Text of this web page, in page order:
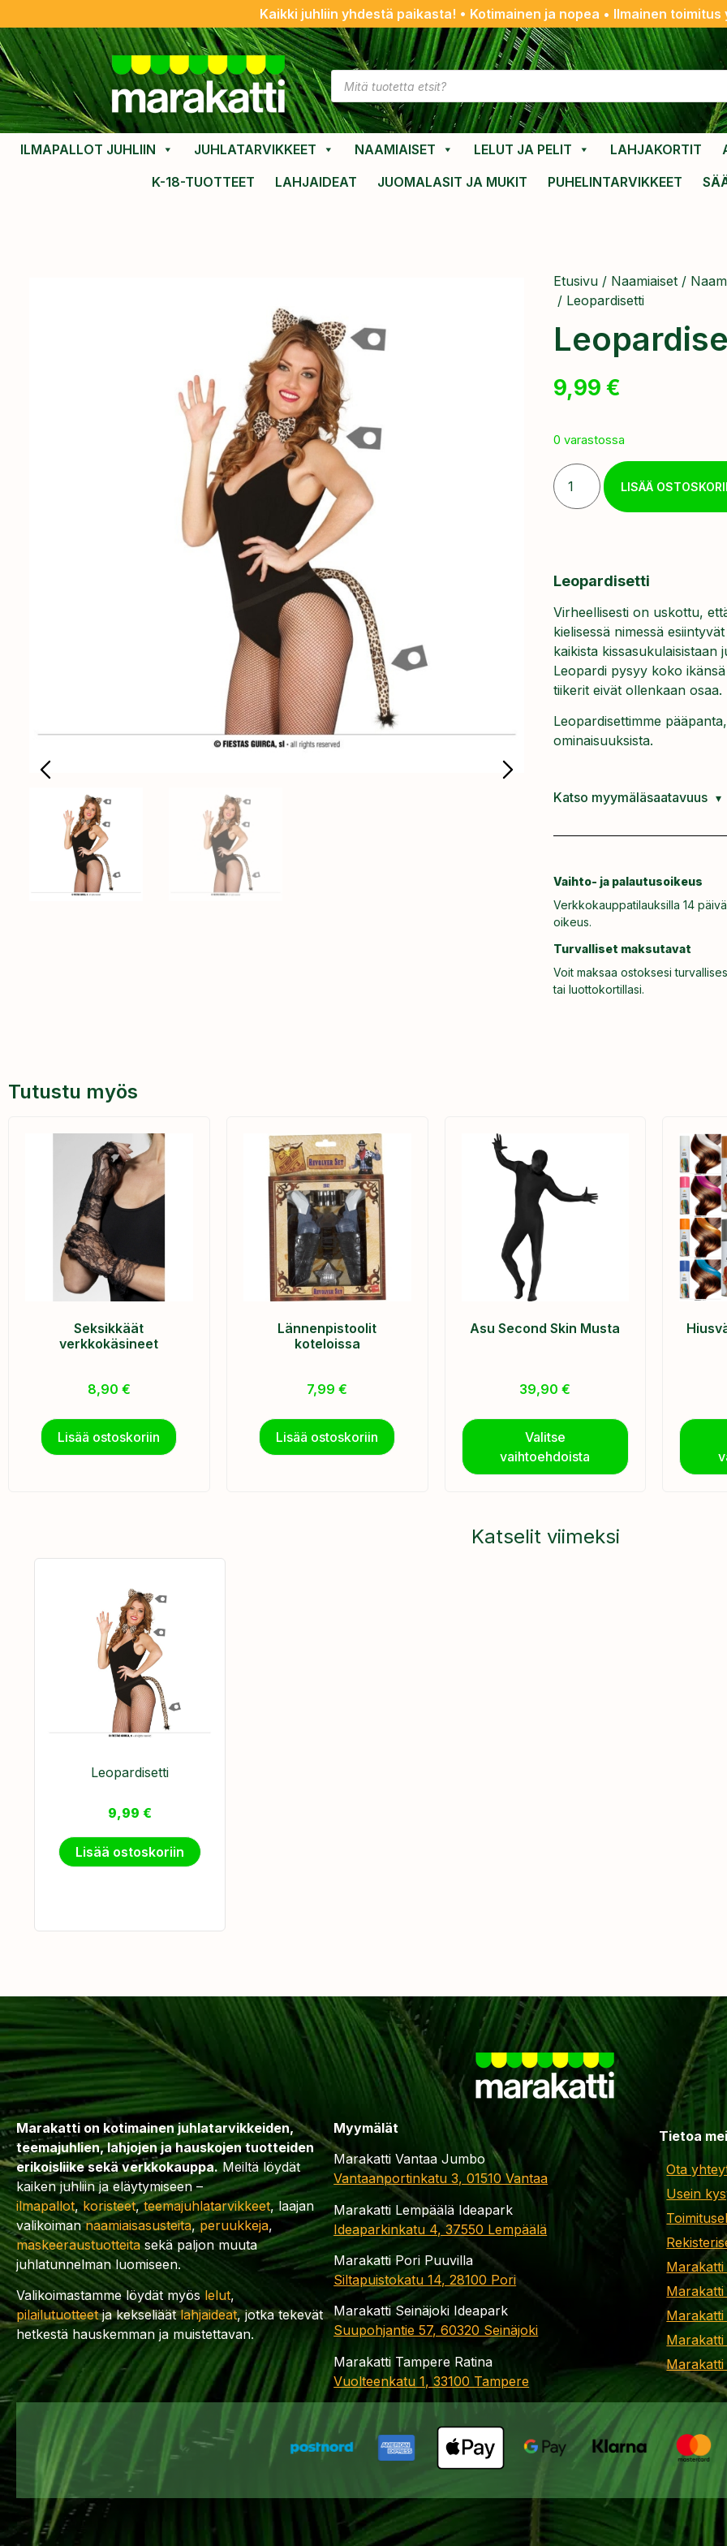
Kaikki juhliin yhdestä paikasta! • Kotimainen ja nopea • Ilmainen
ILMAPALLOT JUHLIIN JUHLATARVIKKEET NAAMIAISET LELUT JA PELIT LAHJAKORTIT
K-18-TUOTTEET
LAHJAIDEAT JUOMALASIT JA MUKIT PUHELINTARVIKKEET
Etusivu / Naamiaiset /
/ Leopardisetti
9,99 €
0 varastossa
LISÄÄ
Leopardisetti
Virheellisesti on uskottu,
kielisessä nimessä
kaikista kissasukulaisistaan
Leopardi pysyy koko
tiikerit eivät ollenkaan osaa.
Leopardisettimme
ominaisuuksista.
Katso myymäläsaatavuus
Vaihto- ja palautusoikeus
Verkkokauppatilauksilla 14
oikeus.
Turvalliset maksutavat
Voit maksaa ostoksesi
tai luottokortillasi.
Tutustu myös
Seksikkäät
verkkokäsineet
8,90 €
Lisää ostoskoriin
Lännenpistoolit
koteloissa
7,99€
Lisää ostoskoriin
Asu Second Skin Musta
39,90€
Valitse
vaihtoehdoista
Katselit viimeksi
Leopardisetti
9,99 €
Lisää ostoskoriin
Marakatti on kotimainen juhlatarvikkeiden,
teemajuhlien, lahjojen ja hauskojen tuotteiden
erikoisliike sekä verkkokauppa.Meiltä löydät
kaiken juhliin ja eläytymiseen –
ilmapallot,koristeet,teemajuhlatarvikkeet, laajan
valikoimannaamiaisasusteita,peruukkeja,
maskeeraustuotteitasekä paljon muuta
juhlatunnelman luomiseen.
Valikoimastamme löydät myöslelut,
pilailutuotteetja kekseliäätlahjaideat, jotka tekevät
hetkestä hauskemman ja muistettavan.
Myymälät
Marakatti Vantaa Jumbo
Vantaanportinkatu 3, 01510 Vantaa
Marakatti Lempäälä Ideapark
Ideaparkinkatu 4, 37550 Lempäälä
Marakatti Pori Puuvilla
Siltapuistokatu 14, 28100 Pori
Marakatti Seinäjoki Ideapark
Suupohjantie 57, 60320 Seinäjoki
Marakatti Tampere Ratina
Vuolteenkatu 1, 33100 Tampere
Tietoa
Ota
Usein